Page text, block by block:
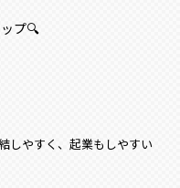
プ🔍
しやすく、起業もしやすい